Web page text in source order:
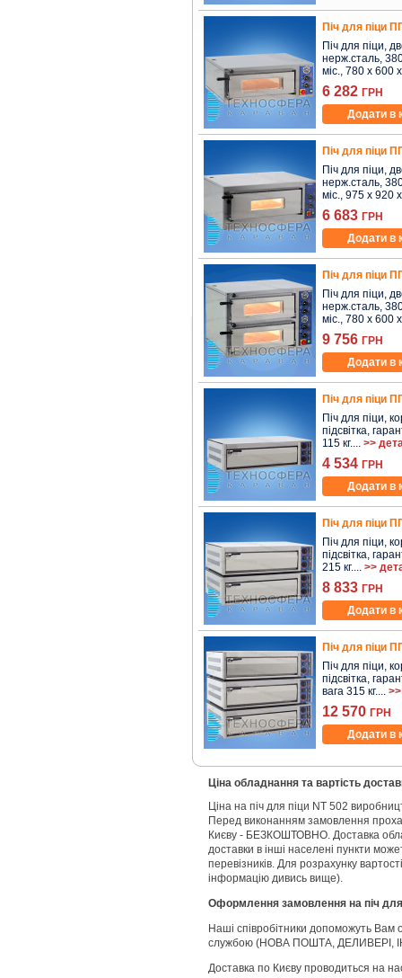
Піч для піци
Піч для піци,
нерж.сталь,
міс., 780 x 600
6 282 ГРН
Додати в
Піч для піци
Піч для піци,
нерж.сталь,
міс., 975 x 920
6 683 ГРН
Додати в
Піч для піци
Піч для піци,
нерж.сталь,
міс., 780 x 600
9 756 ГРН
Додати в
Піч для піци
Піч для піци,
підсвітка,
115 кг.... >>
4 534 ГРН
Додати в
Піч для піци
Піч для піци,
підсвітка,
215 кг.... >>
8 833 ГРН
Додати в
Піч для піци
Піч для піци,
підсвітка,
вага 315 кг....
12 570 ГРН
Додати в
Ціна обладнання та вартість
Ціна на піч для піци NT 502
Перед виконанням замовлення
Києву - БЕЗКОШТОВНО. Доставка
доставки в інші населені пункти
перевізників. Для розрахунку
інформацію дивись вище).
Оформлення замовлення на піч для
Наші співробітники допоможуть
службою (НОВА ПОШТА, ДЕЛИВЕРІ,
Доставка по Києву проводиться на